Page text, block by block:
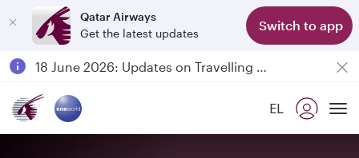
Qatar Airways
Get the latest updates
Switch to app
Passengers flying between Doha and Auckland on QR914 and QR915
18 June 2026: Updates on Travelling with Power Banks
EL